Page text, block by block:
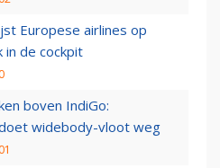
Europese airlines op
in de cockpit
boven IndiGo:
widebody-vloot weg